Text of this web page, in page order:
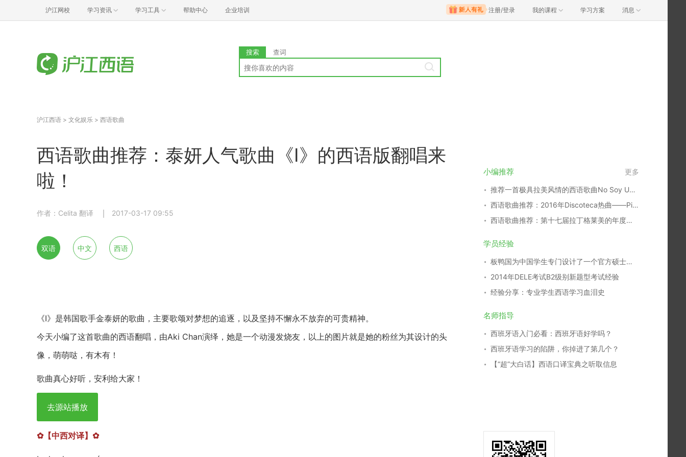
沪江网校 学习资讯 学习工具 帮助中心 企业培训 注册/登录 我的课程 学习方案 消息
搜索 查词
沪江西语 > 文化娱乐 > 西语歌曲
西语歌曲推荐：泰妍人气歌曲《I》的西语版翻唱来
啦！
作者：Celita 翻译 2017-03-17 09:55
双语 中文 西语
《I》是韩国歌手金泰妍的歌曲，主要歌颂对梦想的追逐，以及坚持不懈永不放弃的可贵精神。
今天小编了这首歌曲的西语翻唱，由Aki Chan演绎，她是一个动漫发烧友，以上的图片就是她的粉丝为其设计的头
像，萌萌哒，有木有！
歌曲真心好听，安利给大家！
去源站播放
✿【中西对译】✿
小编推荐 更多
推荐一首极具拉美风情的西语歌曲No Soy Una De Esas！
西语歌曲推荐：2016年Discoteca热曲——Picky
西语歌曲推荐：第十七届拉丁格莱美的年度之歌——La Bicicleta
学员经验
板鸭国为中国学生专门设计了一个官方硕士专业
2014年DELE考试B2级别新题型考试经验
经验分享：专业学生西语学习血泪史
名师指导
西班牙语入门必看：西班牙语好学吗？
西班牙语学习的陷阱，你掉进了第几个？
【“超”大白话】西语口译宝典之听取信息